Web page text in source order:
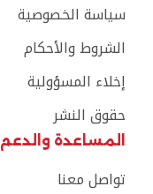
سياسة الخصوصية
الشروط والأحكام
إخلاء المسؤولية
حقوق النشر
المساعدة والدعم
تواصل معنا